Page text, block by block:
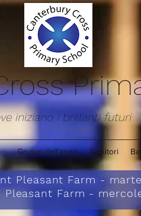
iniziano i brillanti futuri
Gruppi dell'anno Genitori
Pleasant Farm -
Pleasant Farm -